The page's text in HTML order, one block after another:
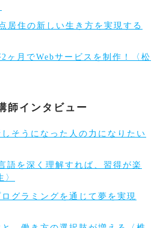
居住の新しい生き方を実現する
ヶ月でWebサービスを制作！〈松
師インタビュー
そうになった人の力になりたい
語を深く理解すれば、習得が楽
グラミングを通じて夢を実現